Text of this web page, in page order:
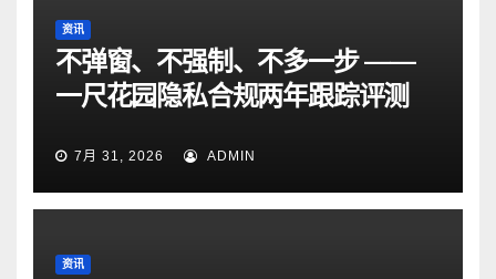
资讯
不弹窗、不强制、不多一步 ——
一尺花园隐私合规两年跟踪评测
7月 31, 2026 ADMIN
资讯